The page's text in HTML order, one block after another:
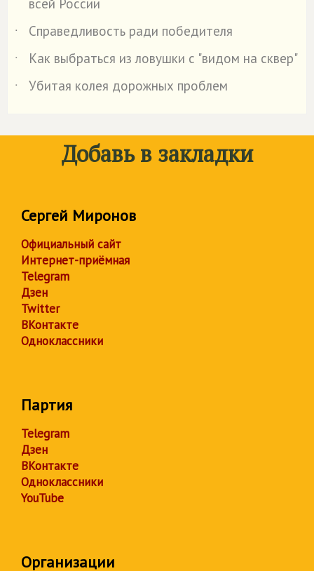
всей России
˙
Справедливость ради победителя
˙
Как выбраться из ловушки с "видом на сквер"
˙
Убитая колея дорожных проблем
Добавь в закладки
Сергей Миронов
Официальный сайт
Интернет-приёмная
Telegram
Дзен
Twitter
ВКонтакте
Одноклассники
Партия
Telegram
Дзен
ВКонтакте
Одноклассники
YouTube
Организации